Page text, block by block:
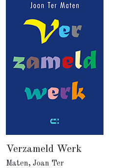
Verzameld Werk
Maten, Joan Ter